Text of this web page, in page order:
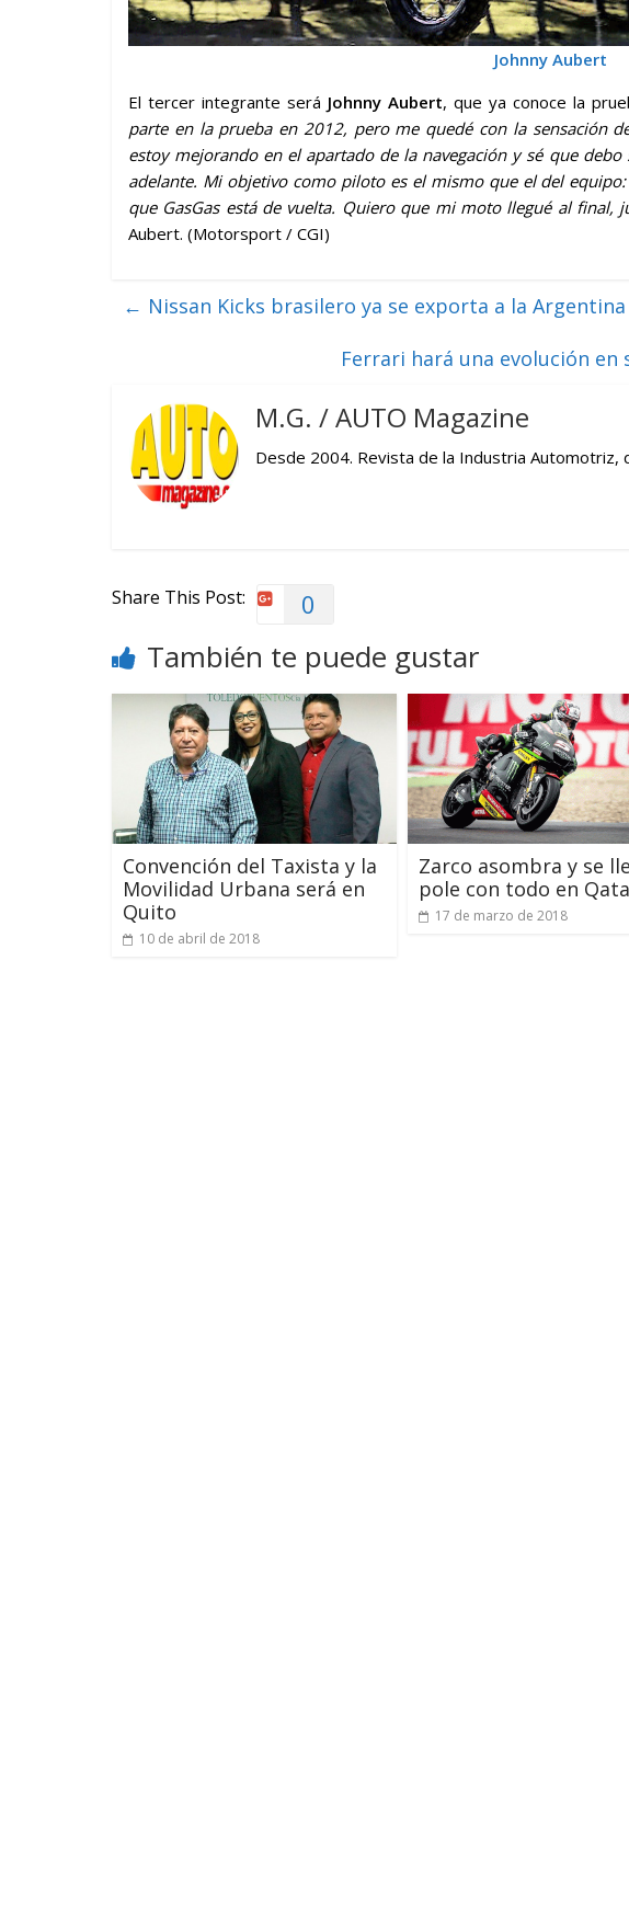
Johnny Aubert
El tercer integrante será Johnny Aubert, que ya conoce la
parte en la prueba en 2012, pero me quedé con la sensación
estoy mejorando en el apartado de la navegación y sé que
adelante. Mi objetivo como piloto es el mismo que el del
que GasGas está de vuelta. Quiero que mi moto llegué al final,
Aubert. (Motorsport / CGI)
← Nissan Kicks brasilero ya se exporta a la Argentina
Ferrari hará una evolución en
M.G. / AUTO Magazine
Desde 2004. Revista de la Industria Automotriz,
Share This Post: 0
También te puede gustar
Convención del Taxista y la
Movilidad Urbana será en
Quito
10 de abril de 2018
Zarco asombra y se
pole con todo en
17 de marzo de 2018